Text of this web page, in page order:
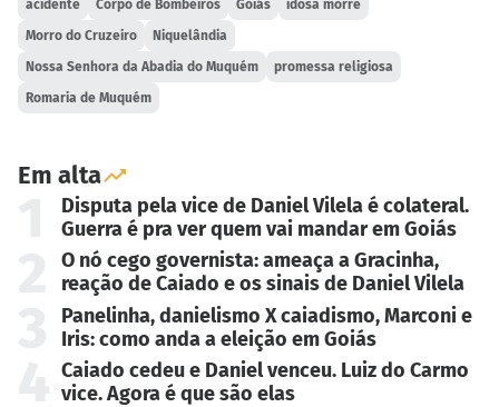
acidente Corpo de Bombeiros Goiás idosa morre
Morro do Cruzeiro Niquelândia
Nossa Senhora da Abadia do Muquém promessa religiosa
Romaria de Muquém
Em alta
Disputa pela vice de Daniel Vilela é colateral.
Guerra é pra ver quem vai mandar em Goiás
O nó cego governista: ameaça a Gracinha,
reação de Caiado e os sinais de Daniel Vilela
Panelinha, danielismo X caiadismo, Marconi e
Iris: como anda a eleição em Goiás
Caiado cedeu e Daniel venceu. Luiz do Carmo
vice. Agora é que são elas